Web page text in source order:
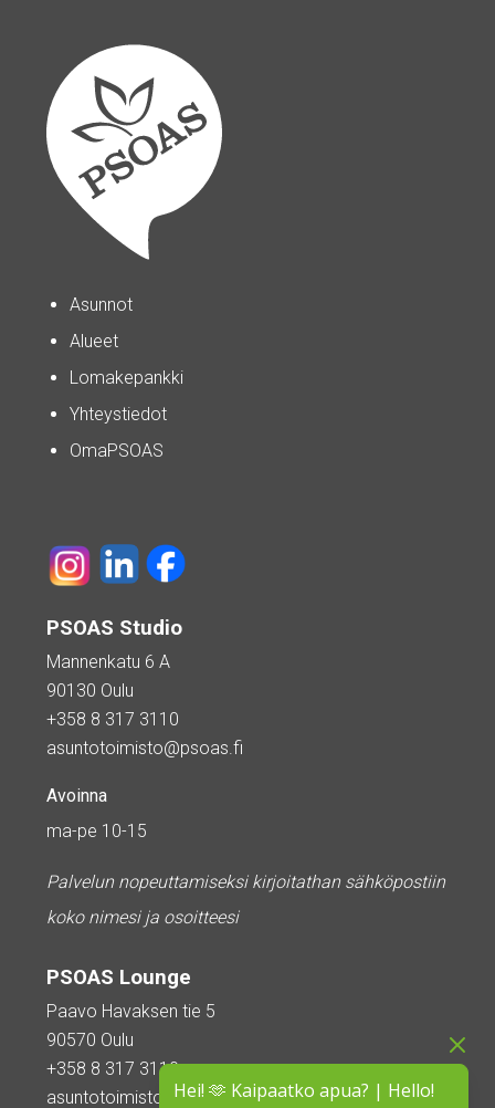
Hei! 🫶 Kaipaatko apua? | Hello!
Asunnot
Alueet
Lomakepankki
Yhteystiedot
OmaPSOAS
PSOAS Studio
Mannenkatu 6 A
90130 Oulu
+358 8 317 3110
asuntotoimisto@psoas.fi
Avoinna
ma-pe 10-15
Palvelun nopeuttamiseksi kirjoitathan sähköpostiin
koko nimesi ja osoitteesi
PSOAS Lounge
Paavo Havaksen tie 5
90570 Oulu
+358 8 317 3110
asuntotoimisto@psoas.fi